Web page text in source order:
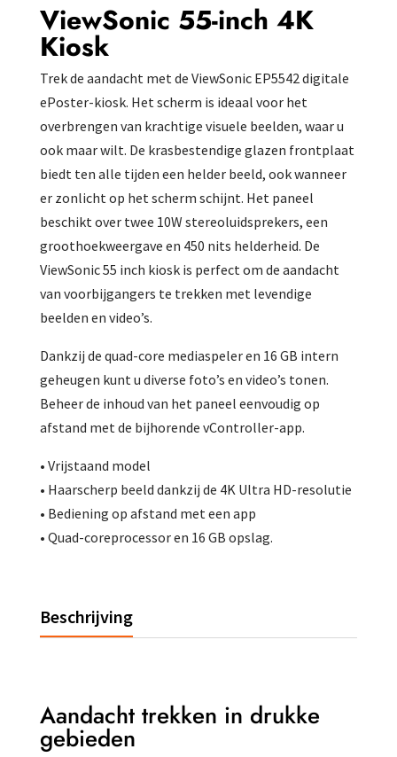
ViewSonic 55-inch 4K
Kiosk
Trek de aandacht met de ViewSonic EP5542 digitale
ePoster-kiosk. Het scherm is ideaal voor het
overbrengen van krachtige visuele beelden, waar u
ook maar wilt. De krasbestendige glazen frontplaat
biedt ten alle tijden een helder beeld, ook wanneer
er zonlicht op het scherm schijnt. Het paneel
beschikt over twee 10W stereoluidsprekers, een
groothoekweergave en 450 nits helderheid. De
ViewSonic 55 inch kiosk is perfect om de aandacht
van voorbijgangers te trekken met levendige
beelden en video’s.
Dankzij de quad-core mediaspeler en 16 GB intern
geheugen kunt u diverse foto’s en video’s tonen.
Beheer de inhoud van het paneel eenvoudig op
afstand met de bijhorende vController-app.
• Vrijstaand model
• Haarscherp beeld dankzij de 4K Ultra HD-resolutie
• Bediening op afstand met een app
• Quad-coreprocessor en 16 GB opslag.
Beschrijving
Aandacht trekken in drukke
gebieden